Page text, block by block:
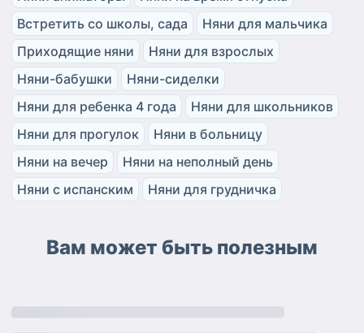
Встретить со школы, сада
Няни для мальчика
Приходящие няни
Няни для взрослых
Няни-бабушки
Няни-сиделки
Няни для ребенка 4 года
Няни для школьников
Няни для прогулок
Няни в больницу
Няни на вечер
Няни на неполный день
Няни с испанским
Няни для грудничка
Вам может быть полезным